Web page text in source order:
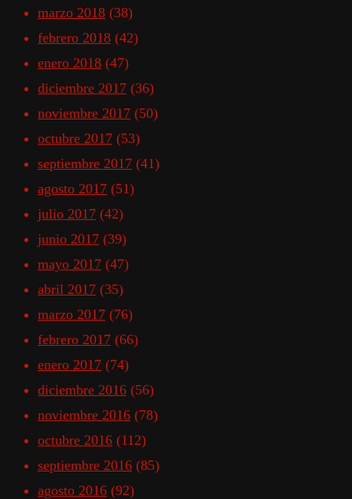
marzo 2018 (38)
febrero 2018 (42)
enero 2018 (47)
diciembre 2017 (36)
noviembre 2017 (50)
octubre 2017 (53)
septiembre 2017 (41)
agosto 2017 (51)
julio 2017 (42)
junio 2017 (39)
mayo 2017 (47)
abril 2017 (35)
marzo 2017 (76)
febrero 2017 (66)
enero 2017 (74)
diciembre 2016 (56)
noviembre 2016 (78)
octubre 2016 (112)
septiembre 2016 (85)
agosto 2016 (92)